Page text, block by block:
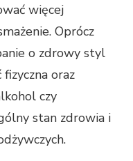
więcej
Oprócz
o zdrowy styl
oraz
czy
stan zdrowia i